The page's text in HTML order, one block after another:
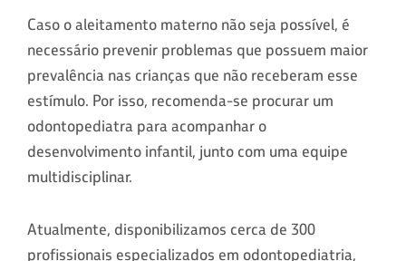
Caso o aleitamento materno não seja possível, é
necessário prevenir problemas que possuem maior
prevalência nas crianças que não receberam esse
estímulo. Por isso, recomenda-se procurar um
odontopediatra para acompanhar o
desenvolvimento infantil, junto com uma equipe
multidisciplinar.
Atualmente, disponibilizamos cerca de 300
profissionais especializados em odontopediatria,